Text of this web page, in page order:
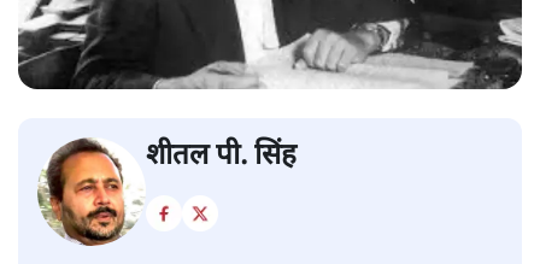
शीतल पी. सिंह